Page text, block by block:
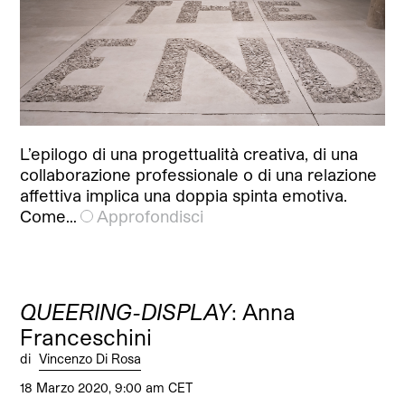
L’epilogo di una progettualità creativa, di una
collaborazione professionale o di una relazione
affettiva implica una doppia spinta emotiva.
Come…
Approfondisci
QUEERING-DISPLAY: Anna
Franceschini
di Vincenzo Di Rosa
18 Marzo 2020, 9:00 am CET